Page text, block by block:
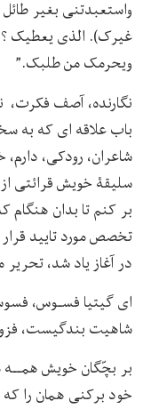
واستعبدتنی بغیر
غیرک). الذی یعطیک ؟
ویحرمک من طلبک.”
نگارنده، آصف فکرت،
باب علاقه ای که به
شاعران، رودکی،
سلیقۀ خویش قرائتی
بر کنم تا بدان
تخصص مورد تایید
در آغاز یاد شد،
ای گیتیا فسـوس،
شاهیت بندگیست،
بر بچّگان خویش
خود برکنی همان را